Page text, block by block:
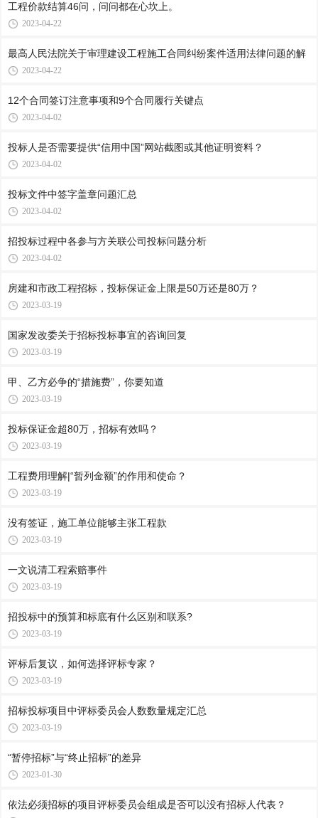
工程价款结算46问，问问都在心坎上。
2023-04-22
最高人民法院关于审理建设工程施工合同纠纷案件适用法律问题的解
2023-04-22
12个合同签订注意事项和9个合同履行关键点
2023-04-02
投标人是否需要提供“信用中国”网站截图或其他证明资料？
2023-04-02
投标文件中签字盖章问题汇总
2023-04-02
招投标过程中各参与方关联公司投标问题分析
2023-04-02
房建和市政工程招标，投标保证金上限是50万还是80万？
2023-03-19
国家发改委关于招标投标事宜的咨询回复
2023-03-19
甲、乙方必争的“措施费”，你要知道
2023-03-19
投标保证金超80万，招标有效吗？
2023-03-19
工程费用理解|“暂列金额”的作用和使命？
2023-03-19
没有签证，施工单位能够主张工程款
2023-03-19
一文说清工程索赔事件
2023-03-19
招投标中的预算和标底有什么区别和联系?
2023-03-19
评标后复议，如何选择评标专家？
2023-03-19
招标投标项目中评标委员会人数数量规定汇总
2023-03-19
“暂停招标”与“终止招标”的差异
2023-01-30
依法必须招标的项目评标委员会组成是否可以没有招标人代表？